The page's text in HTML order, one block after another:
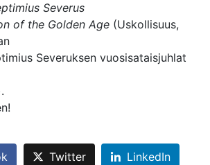
Severus
of the Golden Age (Uskollisuus,
Severuksen vuosisataisjuhlat
Twitter LinkedIn